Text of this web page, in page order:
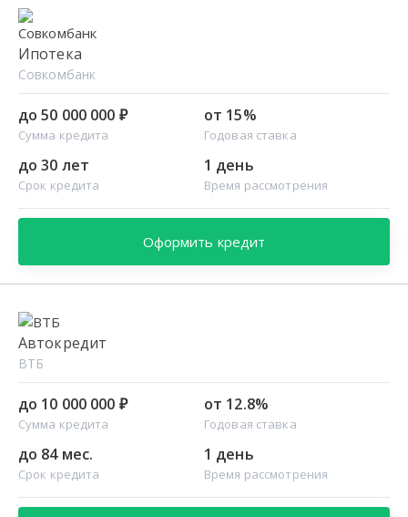
Ипотека
Совкомбанк
до 50 000 000 ₽
Сумма кредита
от 15%
Годовая ставка
до 30 лет
Срок кредита
1 день
Время рассмотрения
Оформить кредит
Автокредит
ВТБ
до 10 000 000 ₽
Сумма кредита
от 12.8%
Годовая ставка
до 84 мес.
Срок кредита
1 день
Время рассмотрения